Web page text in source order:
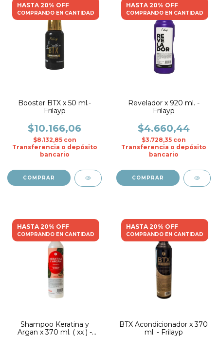
HASTA 20% OFF
COMPRANDO EN CANTIDAD
Booster BTX x 50 ml.-
Frilayp
$10.166,06
$8.132,85 con
Transferencia o depósito
bancario
HASTA 20% OFF
COMPRANDO EN CANTIDAD
Revelador x 920 ml. -
Frilayp
$4.660,44
$3.728,35 con
Transferencia o depósito
bancario
HASTA 20% OFF
COMPRANDO EN CANTIDAD
Shampoo Keratina y
Argan x 370 ml. ( xx ) -
HASTA 20% OFF
COMPRANDO EN CANTIDAD
BTX Acondicionador x 370
ml. - Frilayp